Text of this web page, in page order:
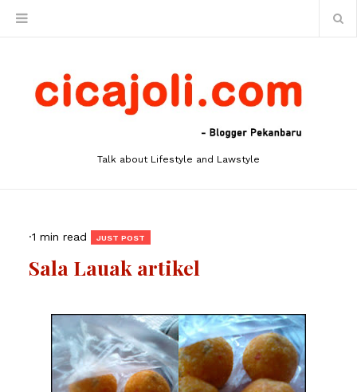
Talk about Lifestyle and Lawstyle
·1 min read JUST POST
Sala Lauak artikel